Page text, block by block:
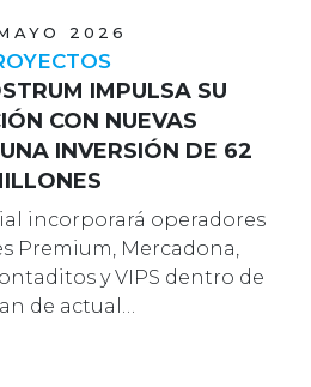
2026
IMPULSA SU
CON NUEVAS
INVERSIÓN DE 62
incorporará operadores
Premium, Mercadona,
y VIPS dentro de
de actual…